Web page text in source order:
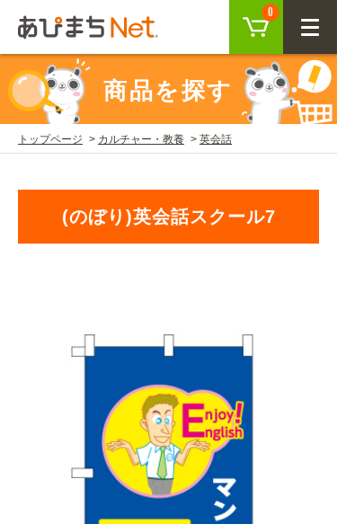
0
CLOSE
ログイン
会員登録
商品を探す
SEARCH
注目キーワード
韓国グルメ 駐車場
CATEGORY
飲食 住まい・暮らし
ご利用ガイド トップ
取り扱い商品一覧
既製デザイン商品注文方法
初めての方へ
BEGINNER'S GUIDE
初めての方へ トップ
商品を探す
トップページ カルチャー・教養 英会話
(のぼり)英会話スクール7